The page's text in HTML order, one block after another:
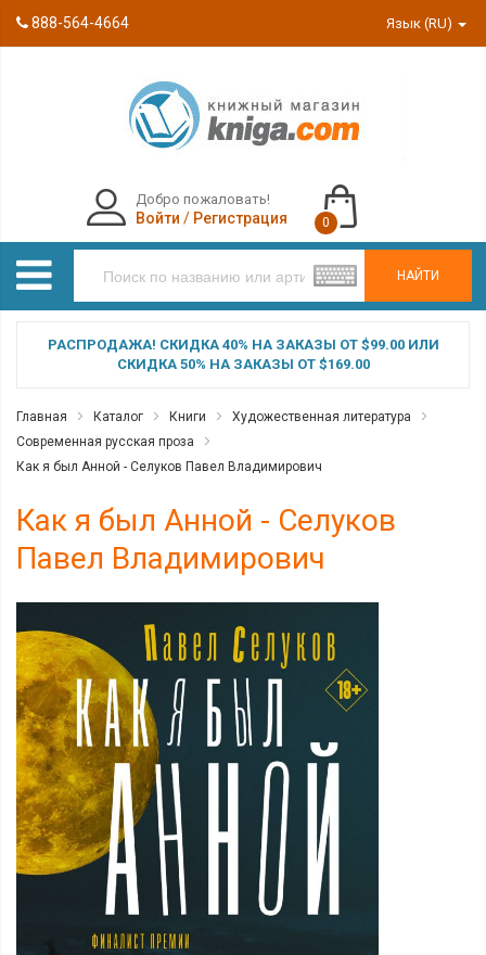
888-564-4664 Язык (RU)
НАЙТИ
Добро пожаловать!
Войти / Регистрация 0
РАСПРОДАЖА! СКИДКА 40% НА ЗАКАЗЫ ОТ $99.00 ИЛИ
СКИДКА 50% НА ЗАКАЗЫ ОТ $169.00
Главная Каталог Книги
Художественная литература
Современная русская проза
Как я был Анной - Селуков Павел Владимирович
Как я был Анной - Селуков
Павел Владимирович